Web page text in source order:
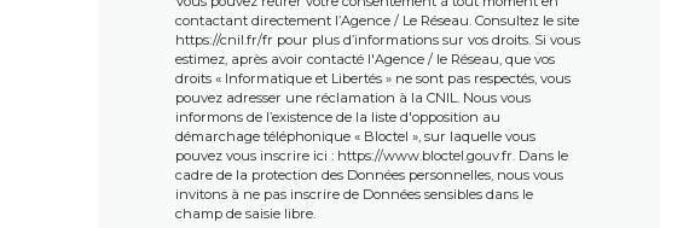
contactant directement l’Agence / Le Réseau. Consultez le site
https://cnil.fr/fr pour plus d’informations sur vos droits. Si vous
estimez, après avoir contacté l'Agence / le Réseau, que vos
droits « Informatique et Libertés » ne sont pas respectés, vous
pouvez adresser une réclamation à la CNIL. Nous vous
informons de l’existence de la liste d'opposition au
démarchage téléphonique « Bloctel », sur laquelle vous
pouvez vous inscrire ici : https://www.bloctel.gouv.fr . Dans le
cadre de la protection des Données personnelles, nous vous
invitons à ne pas inscrire de Données sensibles dans le
champ de saisie libre.